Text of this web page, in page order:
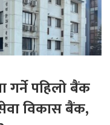
गर्ने पहिलो बैंक
विकास बैंक,